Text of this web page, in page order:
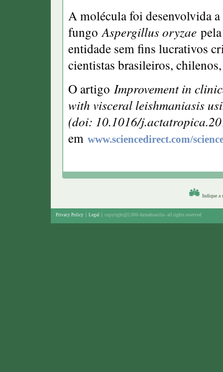
A molécula foi desenvolvida
fungo Aspergillus oryzae
entidade sem fins lucrativos
cientistas brasileiros,
O artigo Improvement in
with visceral leishmaniasis
(doi: 10.1016/
em www.sciencedirect.com/
Indique a
Privacy Policy Legal copyright@2.006-farmabrasilis- all rights reserved